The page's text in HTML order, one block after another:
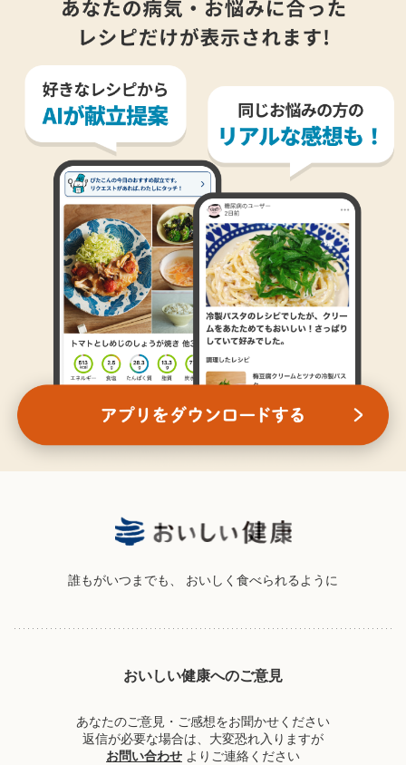
誰もがいつまでも、 おいしく食べられるように
おいしい健康へのご意見
あなたのご意見・ご感想をお聞かせください
返信が必要な場合は、大変恐れ入りますが
お問い合わせ よりご連絡ください